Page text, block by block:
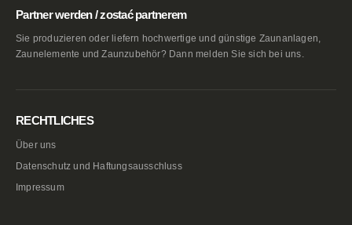
Partner werden / zostać partnerem
Sie produzieren oder liefern hochwertige und günstige Zaunanlagen,
Zaunelemente und Zaunzubehör? Dann melden Sie sich bei uns.
RECHTLICHES
Über uns
Datenschutz und Haftungsausschluss
Impressum